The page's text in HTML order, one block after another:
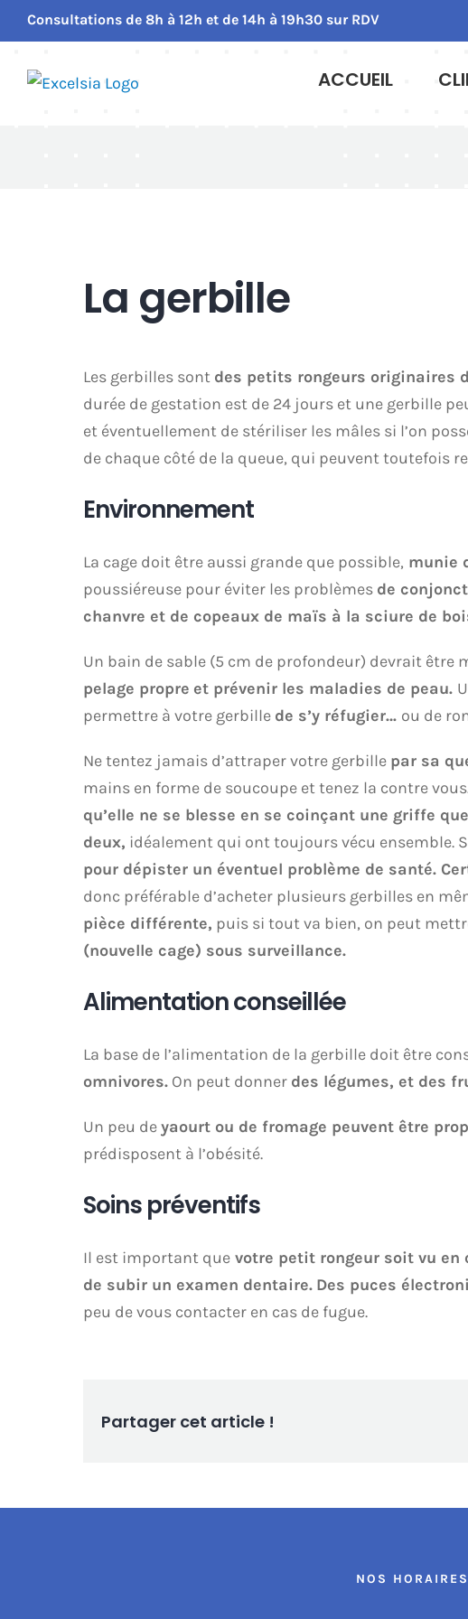
Passer
au
contenu
Consultations de 8h à 12h et de 14h à 19h30 sur RDV
ACCUEIL
La gerbille
Les gerbilles sont des petits rongeurs originaires
durée de gestation est de 24 jours et une gerbille
et éventuellement de stériliser les mâles si l’on
de chaque côté de la queue, qui peuvent toutefois
Environnement
La cage doit être aussi grande que possible, munie
poussiéreuse pour éviter les problèmes de
chanvre et de copeaux de maïs à la sciure de
Un bain de sable (5 cm de profondeur) devrait être
pelage propre et prévenir les maladies de peau.
permettre à votre gerbille de s’y réfugier… ou de
Ne tentez jamais d’attraper votre gerbille par sa
mains en forme de soucoupe et tenez la contre
qu’elle ne se blesse en se coinçant une griffe
deux, idéalement qui ont toujours vécu ensemble.
pour dépister un éventuel problème de santé.
donc préférable d’acheter plusieurs gerbilles en
pièce différente, puis si tout va bien, on peut
(nouvelle cage) sous surveillance.
Alimentation conseillée
La base de l’alimentation de la gerbille doit être
omnivores. On peut donner des légumes, et des
Un peu deyaourt ou de fromage peuvent être
prédisposent à l’obésité.
Soins préventifs
Il est important que votre petit rongeur soit vu
de subir un examen dentaire. Des puces
peu de vous contacter en cas de fugue.
Partager cet article !
NOS HORAIRES